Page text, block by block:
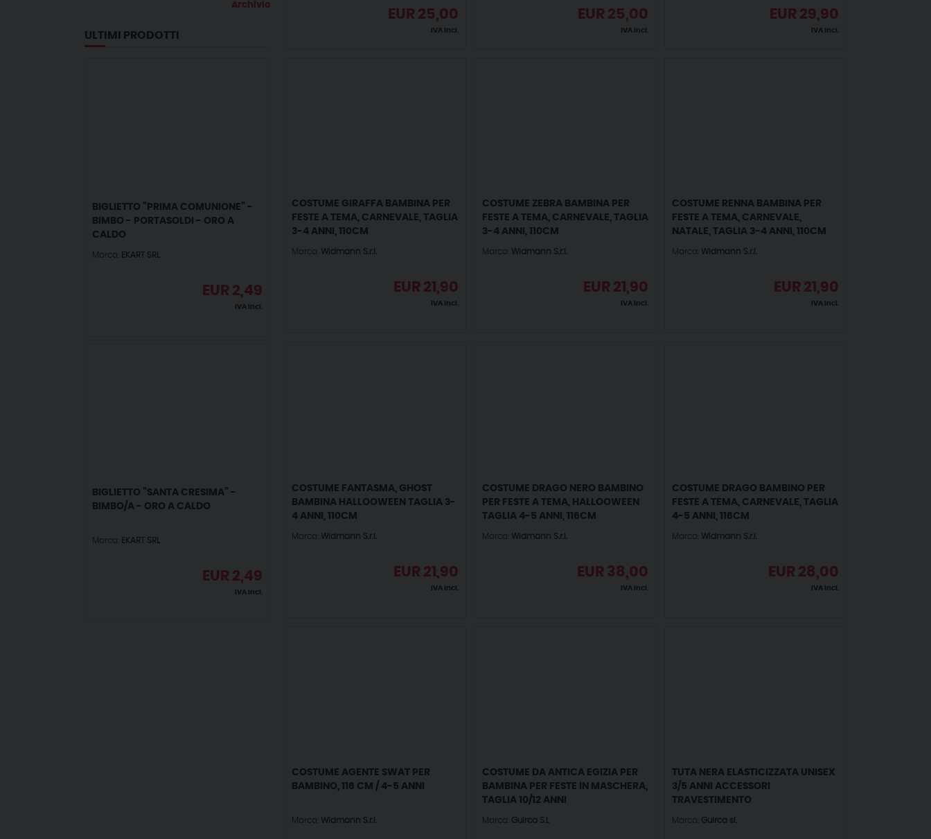
Archivio
ULTIMI PRODOTTI
BIGLIETTO ”PRIMA COMUNIONE” -
BIMBO - PORTASOLDI - ORO A
CALDO
Marca: EKART SRL
EUR 2,49
IVA incl.
BIGLIETTO ”SANTA CRESIMA” -
BIMBO/A - ORO A CALDO
Marca: EKART SRL
EUR 2,49
IVA incl.
EUR 25,00
IVA incl.
EUR 25,00
IVA incl.
EUR 29,90
IVA incl.
COSTUME GIRAFFA BAMBINA PER
FESTE A TEMA, CARNEVALE, TAGLIA
3-4 ANNI, 110CM
Marca: Widmann S.r.l.
EUR 21,90
IVA incl.
COSTUME ZEBRA BAMBINA PER
FESTE A TEMA, CARNEVALE, TAGLIA
3-4 ANNI, 110CM
Marca: Widmann S.r.l.
EUR 21,90
IVA incl.
COSTUME RENNA BAMBINA PER
FESTE A TEMA, CARNEVALE,
NATALE, TAGLIA 3-4 ANNI, 110CM
Marca: Widmann S.r.l.
EUR 21,90
IVA incl.
COSTUME FANTASMA, GHOST
BAMBINA HALLOOWEEN TAGLIA 3-
4 ANNI, 110CM
Marca: Widmann S.r.l.
EUR 21,90
IVA incl.
COSTUME DRAGO NERO BAMBINO
PER FESTE A TEMA, HALLOOWEEN
TAGLIA 4-5 ANNI, 116CM
Marca: Widmann S.r.l.
EUR 38,00
IVA incl.
COSTUME DRAGO BAMBINO PER
FESTE A TEMA, CARNEVALE, TAGLIA
4-5 ANNI, 116CM
Marca: Widmann S.r.l.
EUR 28,00
IVA incl.
COSTUME AGENTE SWAT PER
BAMBINO, 116 CM / 4-5 ANNI
Marca: Widmann S.r.l.
COSTUME DA ANTICA EGIZIA PER
BAMBINA PER FESTE IN MASCHERA,
TAGLIA 10/12 ANNI
Marca: Guirca S.L
TUTA NERA ELASTICIZZATA UNISEX
3/5 ANNI ACCESSORI
TRAVESTIMENTO
Marca: Guirca sl.